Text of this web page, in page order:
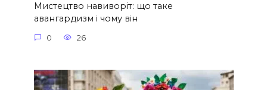
Мистецтво навиворіт: що таке
авангардизм і чому він
0 26